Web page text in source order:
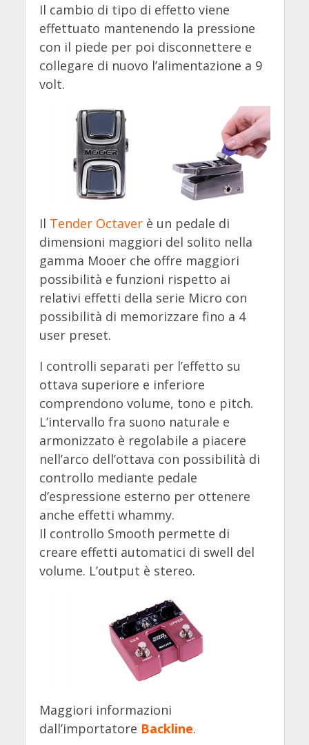
Il cambio di tipo di effetto viene
effettuato mantenendo la pressione
con il piede per poi disconnettere e
collegare di nuovo l’alimentazione a 9
volt.
Il Tender Octaver è un pedale di
dimensioni maggiori del solito nella
gamma Mooer che offre maggiori
possibilità e funzioni rispetto ai
relativi effetti della serie Micro con
possibilità di memorizzare fino a 4
user preset.
I controlli separati per l’effetto su
ottava superiore e inferiore
comprendono volume, tono e pitch.
L’intervallo fra suono naturale e
armonizzato è regolabile a piacere
nell’arco dell’ottava con possibilità di
controllo mediante pedale
d’espressione esterno per ottenere
anche effetti whammy.
Il controllo Smooth permette di
creare effetti automatici di swell del
volume. L’output è stereo.
Maggiori informazioni
dall’importatore Backline.